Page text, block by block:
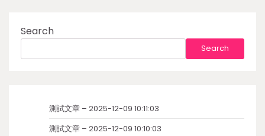
Search
Search
測試文章 – 2025-12-09 10:11:03
測試文章 – 2025-12-09 10:10:03